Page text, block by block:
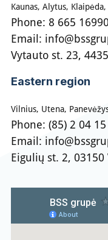
Kaunas, Alytus,
Phone: 8 665 16990
Email:
Vytauto st. 23,
Eastern region
Vilnius, Utena,
Phone: (85) 2 04
Email:
Eigulių st. 2,